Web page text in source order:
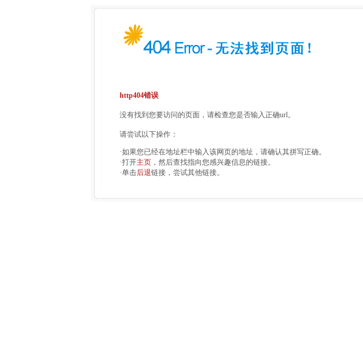
http404错误
没有找到您要访问的页面，请检查您是否输入正确url。
请尝试以下操作：
·如果您已经在地址栏中输入该网页的地址，请确认其拼写正确。
·打开主页 ，然后查找指向您感兴趣信息的链接。
·单击后退链接，尝试其他链接。